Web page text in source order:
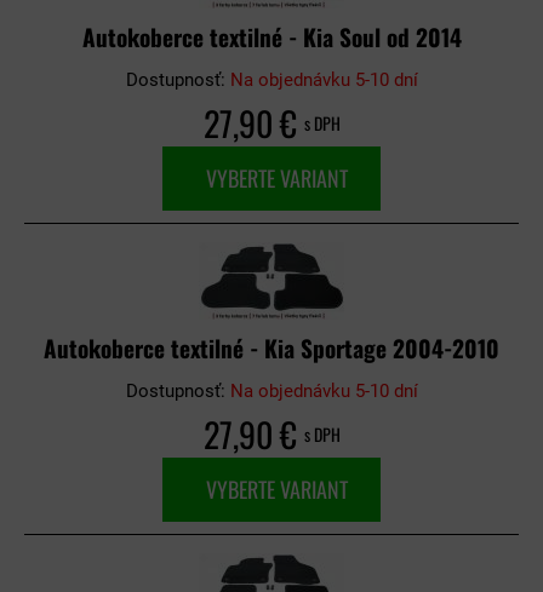
Autokoberce textilné - Kia Soul od 2014
Dostupnosť: Na objednávku 5-10 dní
27,90 € s DPH
VYBERTE VARIANT
Autokoberce textilné - Kia Sportage 2004-2010
Dostupnosť: Na objednávku 5-10 dní
27,90 € s DPH
VYBERTE VARIANT